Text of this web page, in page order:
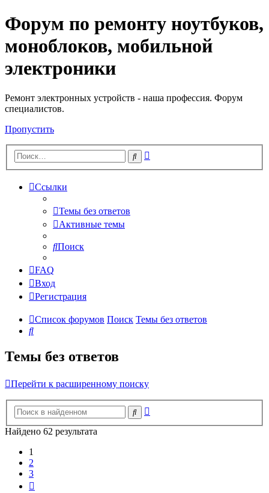
Регистрация
Форум по ремонту ноутбуков,
моноблоков, мобильной
электроники
Ремонт электронных устройств - наша профессия. Форум
специалистов.
Пропустить
Поиск
Ссылки
Темы без ответов
Активные темы
Поиск
FAQ
Вход
Регистрация
Список форумов Поиск Темы без ответов
Поиск
Темы без ответов
Перейти к расширенному поиску
Поиск
Найдено 62 результата
1
2
3